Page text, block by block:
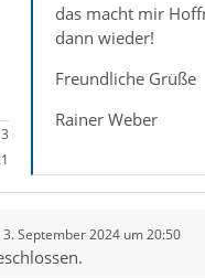
3
das macht mir
dann wieder!
Freundliche Grüße
Rainer Weber
3. September 2024 um 20:50